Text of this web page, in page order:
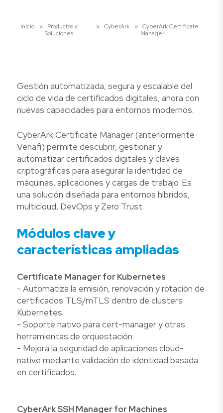
Inicio »
Productos y
Soluciones
» CyberArk » CyberArk Certificate
Manager
Gestión automatizada, segura y escalable del
ciclo de vida de certificados digitales, ahora con
nuevas capacidades para entornos modernos.
CyberArk Certificate Manager (anteriormente
Venafi) permite descubrir, gestionar y
automatizar certificados digitales y claves
criptográficas para asegurar la identidad de
máquinas, aplicaciones y cargas de trabajo. Es
una solución diseñada para entornos híbridos,
multicloud, DevOps y Zero Trust.
Módulos clave y
características ampliadas
Certificate Manager for Kubernetes
- Automatiza la emisión, renovación y rotación de
certificados TLS/mTLS dentro de clusters
Kubernetes.
- Soporte nativo para cert-manager y otras
herramientas de orquestación.
- Mejora la seguridad de aplicaciones cloud-
native mediante validación de identidad basada
en certificados.
CyberArk SSH Manager for Machines